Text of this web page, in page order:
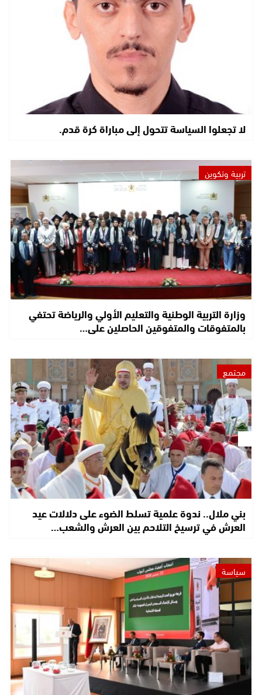
لا تجعلوا السياسة تتحول إلى مباراة كرة قدم.
تربية وتكوين
وزارة التربية الوطنية والتعليم الأولي والرياضة تحتفي
بالمتفوقات والمتفوقين الحاصلين على…
مجتمع
بني ملال.. ندوة علمية تسلط الضوء على دلالات عيد
العرش في ترسيخ التلاحم بين العرش والشعب…
سياسة